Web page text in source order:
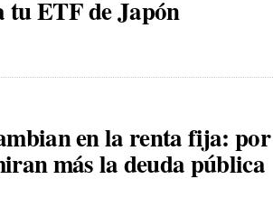
tu ETF de Japón
en la renta fija:
más la deuda pública